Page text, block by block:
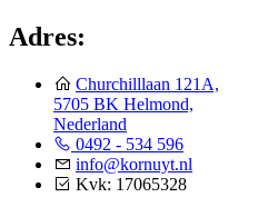
Adres:
Churchilllaan 121A,
5705 BK Helmond,
Nederland
0492 - 534 596
info@kornuyt.nl
Kvk: 17065328